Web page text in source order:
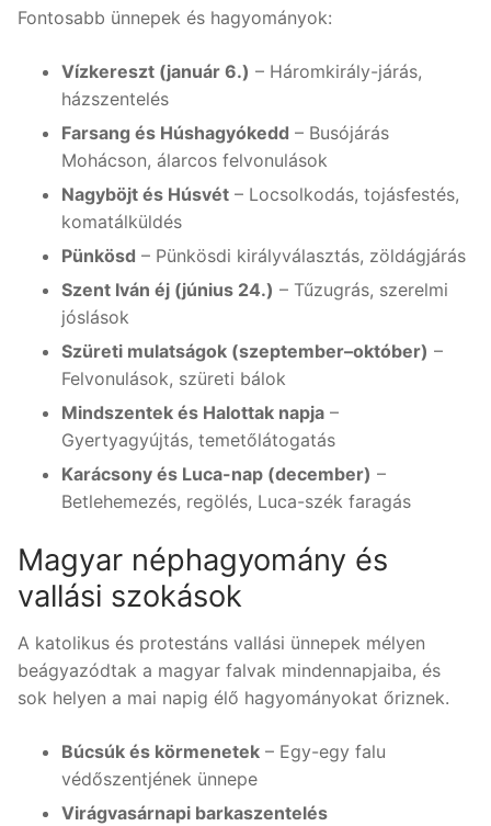
Fontosabb ünnepek és hagyományok:
Vízkereszt (január 6.) – Háromkirály-járás,
házszentelés
Farsang és Húshagyókedd – Busójárás
Mohácson, álarcos felvonulások
Nagyböjt és Húsvét – Locsolkodás, tojásfestés,
komatálküldés
Pünkösd – Pünkösdi királyválasztás, zöldágjárás
Szent Iván éj (június 24.) – Tűzugrás, szerelmi
jóslások
Szüreti mulatságok (szeptember–október) –
Felvonulások, szüreti bálok
Mindszentek és Halottak napja –
Gyertyagyújtás, temetőlátogatás
Karácsony és Luca-nap (december) –
Betlehemezés, regölés, Luca-szék faragás
Magyar néphagyomány és
vallási szokások
A katolikus és protestáns vallási ünnepek mélyen
beágyazódtak a magyar falvak mindennapjaiba, és
sok helyen a mai napig élő hagyományokat őriznek.
Búcsúk és körmenetek – Egy-egy falu
védőszentjének ünnepe
Virágvasárnapi barkaszentelés